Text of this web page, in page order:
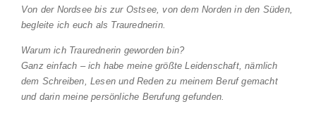
Von der Nordsee bis zur Ostsee, von dem Norden in den Süden,
begleite ich euch als Traurednerin.
Warum ich Traurednerin geworden bin?
Ganz einfach – ich habe meine größte Leidenschaft, nämlich
dem Schreiben, Lesen und Reden zu meinem Beruf gemacht
und darin meine persönliche Berufung gefunden.